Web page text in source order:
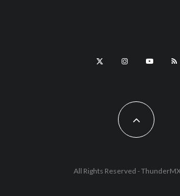
All Rights Reserved -